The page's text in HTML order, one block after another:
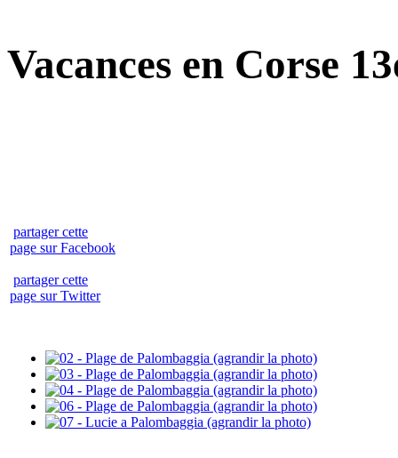
Vacances en Corse
partager cette
page sur Facebook
partager cette
page sur Twitter